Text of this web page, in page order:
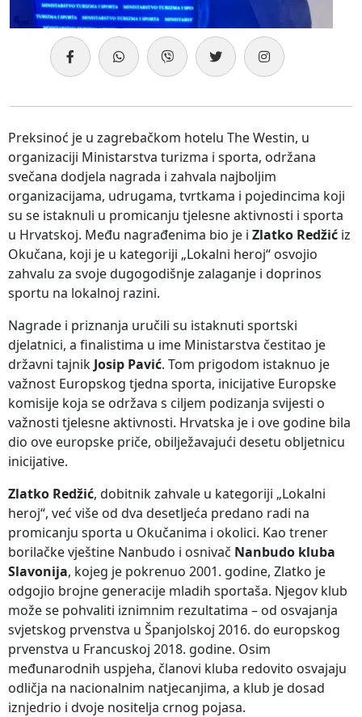
Preksinoć je u zagrebačkom hotelu The Westin, u
organizaciji Ministarstva turizma i sporta, održana
svečana dodjela nagrada i zahvala najboljim
organizacijama, udrugama, tvrtkama i pojedincima koji
su se istaknuli u promicanju tjelesne aktivnosti i sporta
u Hrvatskoj. Među nagrađenima bio je i Zlatko Redžić iz
Okučana, koji je u kategoriji „Lokalni heroj“ osvojio
zahvalu za svoje dugogodišnje zalaganje i doprinos
sportu na lokalnoj razini.
Nagrade i priznanja uručili su istaknuti sportski
djelatnici, a finalistima u ime Ministarstva čestitao je
državni tajnik Josip Pavić. Tom prigodom istaknuo je
važnost Europskog tjedna sporta, inicijative Europske
komisije koja se održava s ciljem podizanja svijesti o
važnosti tjelesne aktivnosti. Hrvatska je i ove godine bila
dio ove europske priče, obilježavajući desetu obljetnicu
inicijative.
Zlatko Redžić, dobitnik zahvale u kategoriji „Lokalni
heroj“, već više od dva desetljeća predano radi na
promicanju sporta u Okučanima i okolici. Kao trener
borilačke vještine Nanbudo i osnivač Nanbudo kluba
Slavonija, kojeg je pokrenuo 2001. godine, Zlatko je
odgojio brojne generacije mladih sportaša. Njegov klub
može se pohvaliti iznimnim rezultatima – od osvajanja
svjetskog prvenstva u Španjolskoj 2016. do europskog
prvenstva u Francuskoj 2018. godine. Osim
međunarodnih uspjeha, članovi kluba redovito osvajaju
odličja na nacionalnim natjecanjima, a klub je dosad
iznjedrio i dvoje nositelja crnog pojasa.